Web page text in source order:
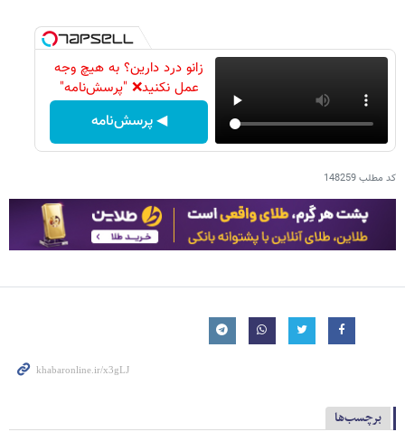
زانو درد دارین؟ به هیچ وجه
عمل نکنید❌ "پرسش‌نامه"
◀ پرسش‌نامه
کد مطلب148259
برچسب‌ها